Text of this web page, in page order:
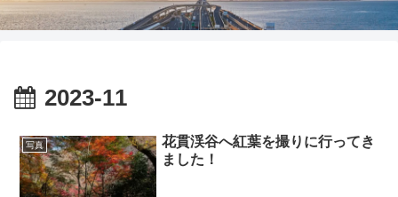
2023-11
写真
花貫渓谷へ紅葉を撮りに行ってき
ました！